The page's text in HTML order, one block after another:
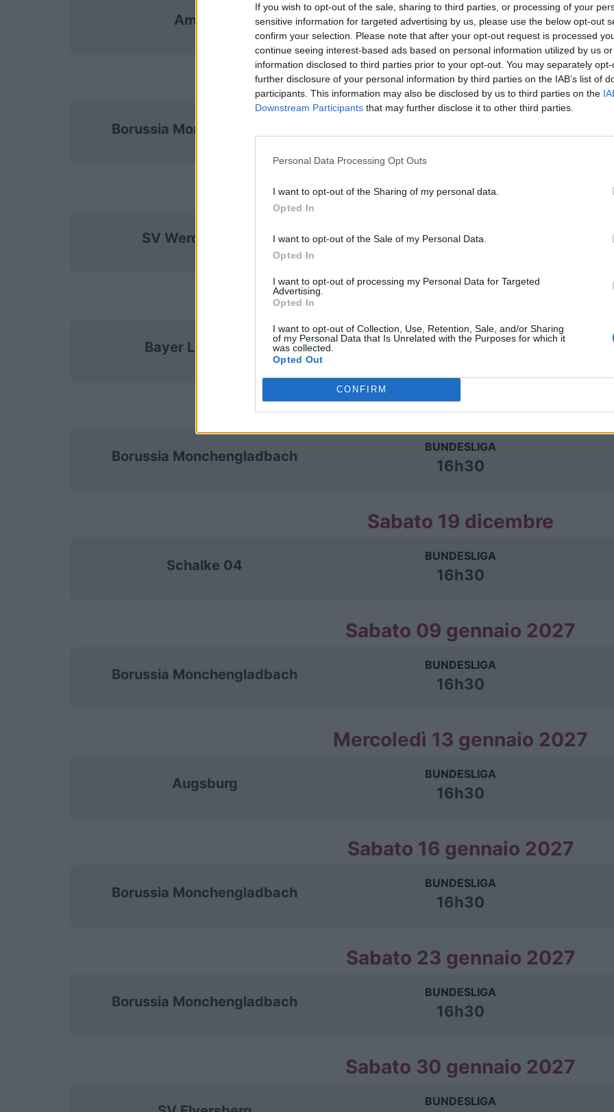
If you wish to opt-out of the sale, sharing to third parties, or processing of your
sensitive information for targeted advertising by us, please use the below opt-out
confirm your selection. Please note that after your opt-out request is processed
continue seeing interest-based ads based on personal information utilized by us
information disclosed to third parties prior to your opt-out. You may separately
further disclosure of your personal information by third parties on the IAB’s list of
participants. This information may also be disclosed by us to third parties on the
Downstream Participants that may further disclose it to other third parties.
Personal Data Processing Opt Outs
I want to opt-out of the Sharing of my personal data.
Opted In
I want to opt-out of the Sale of my Personal Data.
Opted In
I want to opt-out of processing my Personal Data for Targeted
Advertising.
Opted In
I want to opt-out of Collection, Use, Retention, Sale, and/or Sharing
of my Personal Data that Is Unrelated with the Purposes for which it
was collected.
Opted Out
CONFIRM
Amburgo
BUNDESLIGA
16h30
Sabato 21 novembre
Borussia Monchengladbach
16h30
Sabato 28 novembre
SV Werder Bremen
16h30
Bayer Leverkusen
BUNDESLIGA
Sabato 12 dicembre
Borussia Monchengladbach
BUNDESLIGA
16h30
Sabato 19 dicembre
Schalke 04
BUNDESLIGA
16h30
Sabato 09 gennaio 2027
Borussia Monchengladbach
BUNDESLIGA
16h30
Mercoledì 13 gennaio 2027
Augsburg
BUNDESLIGA
16h30
Sabato 16 gennaio 2027
Borussia Monchengladbach
BUNDESLIGA
16h30
Sabato 23 gennaio 2027
Borussia Monchengladbach
BUNDESLIGA
16h30
Sabato 30 gennaio 2027
BUNDESLIGA